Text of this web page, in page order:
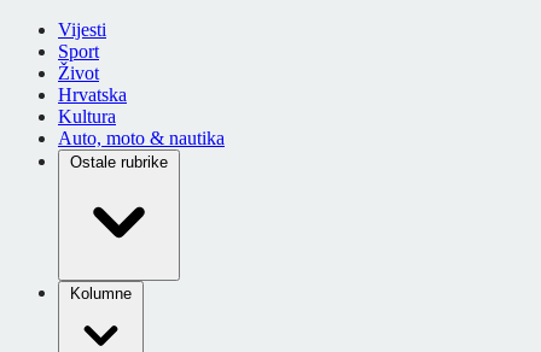
Vijesti
Sport
Život
Hrvatska
Kultura
Auto, moto & nautika
Ostale rubrike
Kolumne